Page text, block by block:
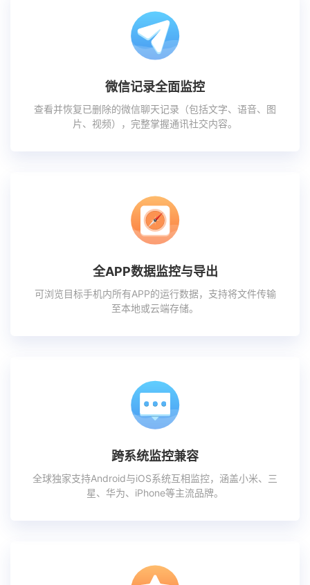
微信记录全面监控
查看并恢复已删除的微信聊天记录（包括文字、语音、图
片、视频），完整掌握通讯社交内容。
全APP数据监控与导出
可浏览目标手机内所有APP的运行数据，支持将文件传输
至本地或云端存储。
跨系统监控兼容
全球独家支持Android与iOS系统互相监控，涵盖小米、三
星、华为、iPhone等主流品牌。